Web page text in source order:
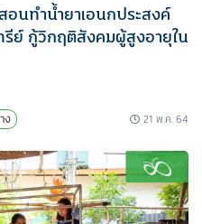
อนทำน้ำยาเอนกประสงค์
ย์ กู้วิกฤติสังคมผู้สูงอายุใน
ง 21 พ.ค. 64